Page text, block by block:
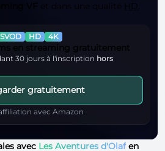
VF et dans une qualité HD.
SVOD HD 4K
en streaming gratuitement
30 jours à l'inscription hors
gratuitement
avec Amazon
avec Les Aventures d'Olaf en